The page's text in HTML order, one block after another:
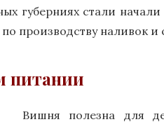
губерниях стали
производству наливок и
питании
Вишня полезна для